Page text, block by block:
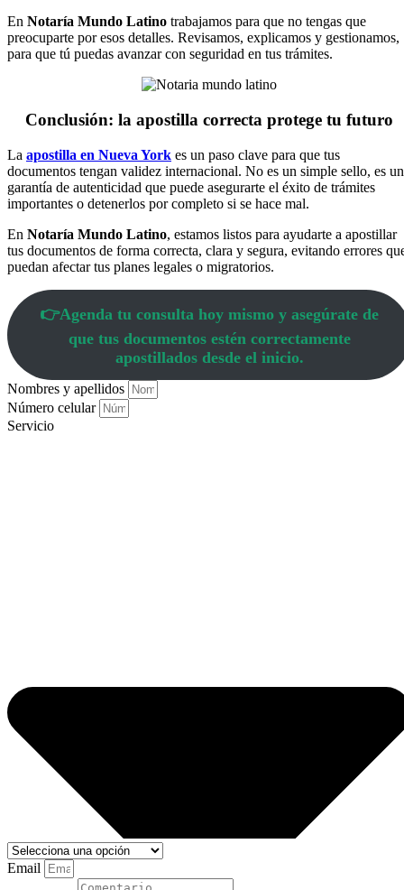
En Notaría Mundo Latino trabajamos para que no tengas que
preocuparte por esos detalles. Revisamos, explicamos y gestionamos,
para que tú puedas avanzar con seguridad en tus trámites.
Conclusión: la apostilla correcta protege tu futuro
La apostilla en Nueva York es un paso clave para que tus
documentos tengan validez internacional. No es un simple sello, es
garantía de autenticidad que puede asegurarte el éxito de trámites
importantes o detenerlos por completo si se hace mal.
En Notaría Mundo Latino, estamos listos para ayudarte a apostillar
tus documentos de forma correcta, clara y segura, evitando errores
puedan afectar tus planes legales o migratorios.
👉Agenda tu consulta hoy mismo y asegúrate de
que tus documentos estén correctamente
apostillados desde el inicio.
Nombres y apellidos
Número celular
Servicio
Email